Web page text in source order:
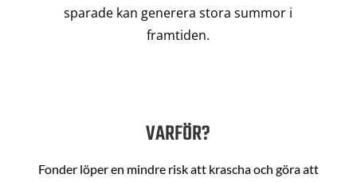
sparade kan generera stora summor i
framtiden.
VARFÖR?
Fonder löper en mindre risk att krascha och göra att